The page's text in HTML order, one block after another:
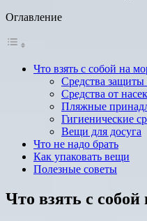
Оглавление
Что взять с собой на
Средства защиты
Средства от
Пляжные
Гигиенические
Вещи для досуга
Что не надо брать
Как упаковать вещи
Полезные советы
Что взять с собой